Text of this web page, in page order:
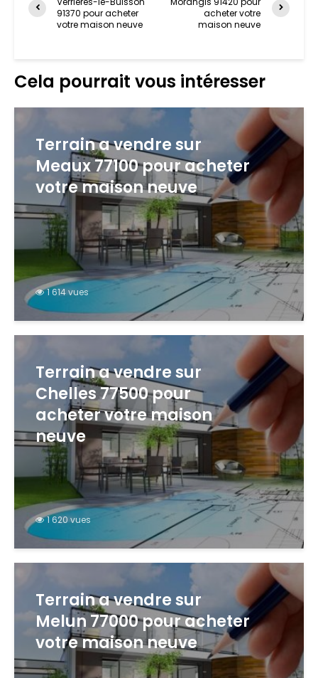
91370 pour acheter
votre maison neuve
acheter votre
maison neuve
Cela pourrait vous intéresser
Terrain a vendre sur
Meaux 77100 pour acheter
votre maison neuve
1 614 vues
Terrain a vendre sur
Chelles 77500 pour
acheter votre maison
neuve
1 620 vues
Terrain a vendre sur
Melun 77000 pour acheter
votre maison neuve